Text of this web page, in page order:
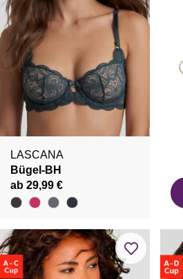
LASCANA
Bügel-BH
ab 29,99 €